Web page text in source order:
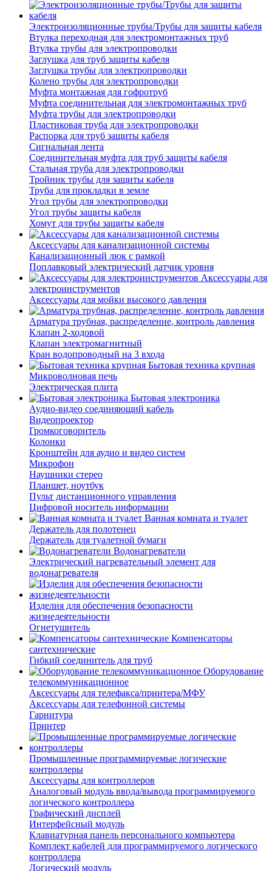
Электроизоляционные трубы/Трубы для защиты кабеля
Втулка переходная для электромонтажных труб
Втулка трубы для электропроводки
Заглушка для труб защиты кабеля
Заглушка трубы для электропроводки
Колено трубы для электропроводки
Муфта монтажная для гофротруб
Муфта соединительная для электромонтажных труб
Муфта трубы для электропроводки
Пластиковая труба для электропроводки
Распорка для труб защиты кабеля
Сигнальная лента
Соединительная муфта для труб защиты кабеля
Стальная труба для электропроводки
Тройник трубы для защиты кабеля
Труба для прокладки в земле
Угол трубы для электропроводки
Угол трубы защиты кабеля
Хомут для трубы защиты кабеля
Аксессуары для канализационной системы
Канализационный люк с рамкой
Поплавковый электрический датчик уровня
Аксессуары для
электроинструментов
Аксессуары для мойки высокого давления
Арматура трубная, распределение, контроль давления
Клапан 2-ходовой
Клапан электромагнитный
Кран водопроводный на 3 входа
Бытовая техника крупная
Микроволновая печь
Электрическая плита
Бытовая электроника
Аудио-видео соединяющий кабель
Видеопроектор
Громкоговоритель
Колонки
Кронштейн для аудио и видео систем
Микрофон
Наушники стерео
Планшет, ноутбук
Пульт дистанционного управления
Цифровой носитель информации
Ванная комната и туалет
Держатель для полотенец
Держатель для туалетной бумаги
Водонагреватели
Электрический нагревательный элемент для
водонагревателя
Изделия для обеспечения безопасности
жизнедеятельности
Огнетушитель
Компенсаторы
сантехнические
Гибкий соединитель для труб
Оборудование
телекоммуникационное
Аксессуары для телефакса/принтера/МФУ
Аксессуары для телефонной системы
Гарнитура
Принтер
Промышленные программируемые логические
контроллеры
Аксессуары для контроллеров
Аналоговый модуль ввода/вывода программируемого
логического контроллера
Графический дисплей
Интерфейсный модуль
Клавиатурная панель персонального компьютера
Комплект кабелей для программируемого логического
контроллера
Логический модуль